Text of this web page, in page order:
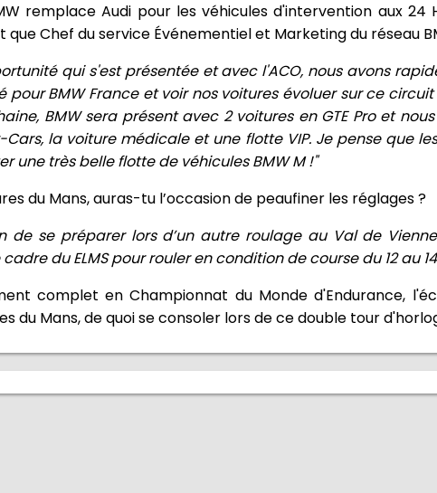
remplace Audi pour les véhicules d'intervention aux 24
que Chef du service Événementiel et Marketing du réseau
qui s'est présentée et avec l'ACO, nous avons
pour BMW France et voir nos voitures évoluer sur ce
BMW sera présent avec 2 voitures en GTE Pro et
la voiture médicale et une flotte VIP. Je pense que
une très belle flotte de véhicules BMW M !"
du Mans, auras-tu l’occasion de peaufiner les réglages ?
de se préparer lors d’un autre roulage au Val de
du ELMS pour rouler en condition de course du 12 au
complet en Championnat du Monde d'Endurance,
du Mans, de quoi se consoler lors de ce double tour